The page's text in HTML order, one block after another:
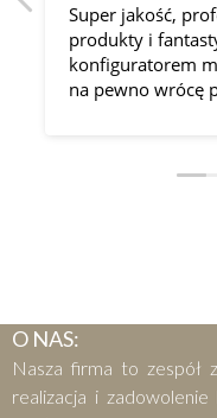
Super jakość,
produkty i
konfiguratorem
na pewno wrócę
O NAS:
Nasza firma to zespół
realizacja i